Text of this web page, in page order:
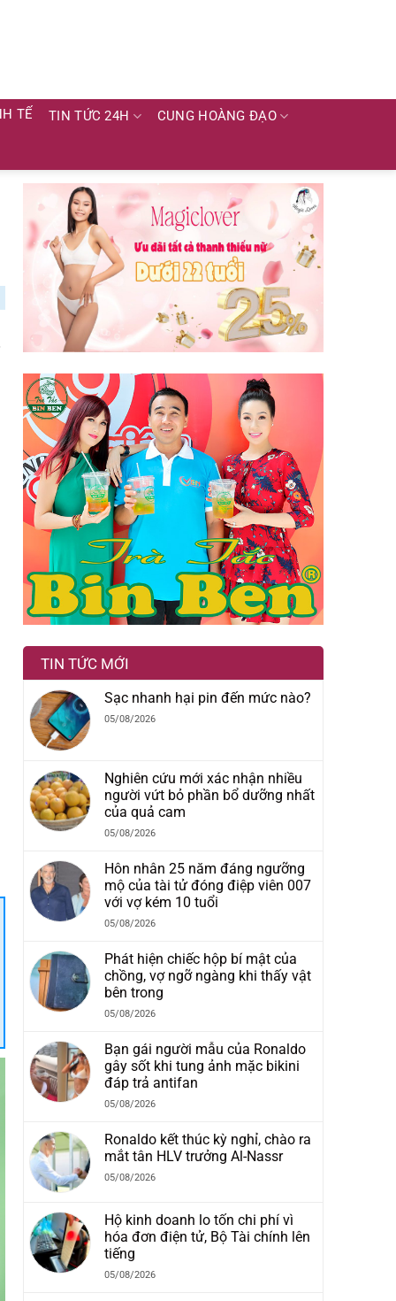
TẾ TIN TỨC 24H CUNG HOÀNG ĐẠO
TIN TỨC MỚI
Sạc nhanh hại pin đến mức nào?
05/08/2026
Nghiên cứu mới xác nhận nhiều
người vứt bỏ phần bổ dưỡng nhất
của quả cam
05/08/2026
Hôn nhân 25 năm đáng ngưỡng
mộ của tài tử đóng điệp viên 007
với vợ kém 10 tuổi
05/08/2026
Phát hiện chiếc hộp bí mật của
chồng, vợ ngỡ ngàng khi thấy vật
bên trong
05/08/2026
Bạn gái người mẫu của Ronaldo
gây sốt khi tung ảnh mặc bikini
đáp trả antifan
05/08/2026
Ronaldo kết thúc kỳ nghỉ, chào ra
mắt tân HLV trưởng Al-Nassr
05/08/2026
Hộ kinh doanh lo tốn chi phí vì
hóa đơn điện tử, Bộ Tài chính lên
tiếng
05/08/2026